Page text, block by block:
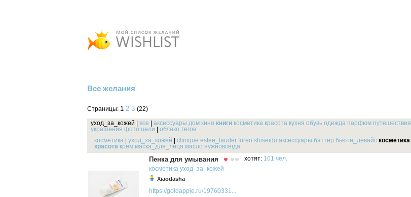
Все желания
Страницы: 1 2 3 (22)
уход_за_кожей все аксессуары дом кино книги косметика красота кухня обувь одежда парфюм путешествия
украшения фото цели
облако тегов
косметика
уход_за_кожей clinique estee_lauder foreo shiseido аксессуары баттер бьюти_девайс косметика
красота крем маска_для_лица масло нужновсегда
Пенка для умывания хотят: 101 чел.
косметика уход_за_кожей
Xiaodasha
https://goldapple.ru/19760331...